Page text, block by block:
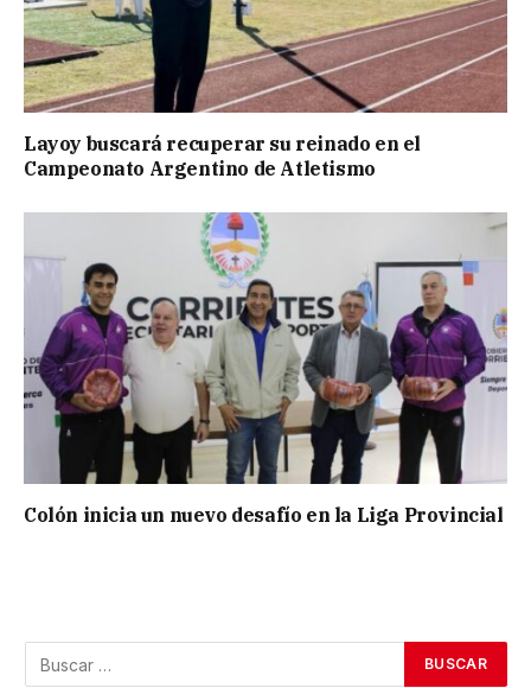
Layoy buscará recuperar su reinado en el
Campeonato Argentino de Atletismo
Colón inicia un nuevo desafío en la Liga Provincial